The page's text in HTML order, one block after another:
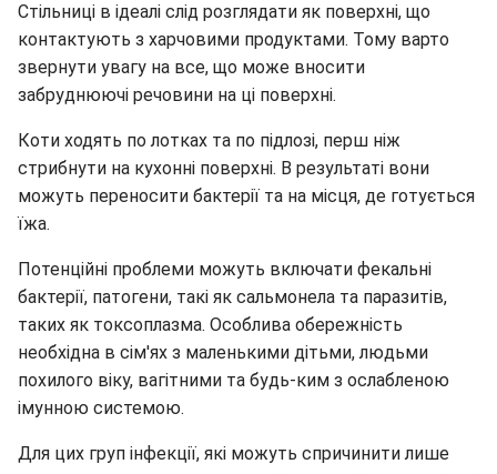
Стільниці в ідеалі слід розглядати як поверхні, що
контактують з харчовими продуктами. Тому варто
звернути увагу на все, що може вносити
забруднюючі речовини на ці поверхні.
Коти ходять по лотках та по підлозі, перш ніж
стрибнути на кухонні поверхні. В результаті вони
можуть переносити бактерії та на місця, де готується
їжа.
Потенційні проблеми можуть включати фекальні
бактерії, патогени, такі як сальмонела та паразитів,
таких як токсоплазма. Особлива обережність
необхідна в сім'ях з маленькими дітьми, людьми
похилого віку, вагітними та будь-ким з ослабленою
імунною системою.
Для цих груп інфекції, які можуть спричинити лише